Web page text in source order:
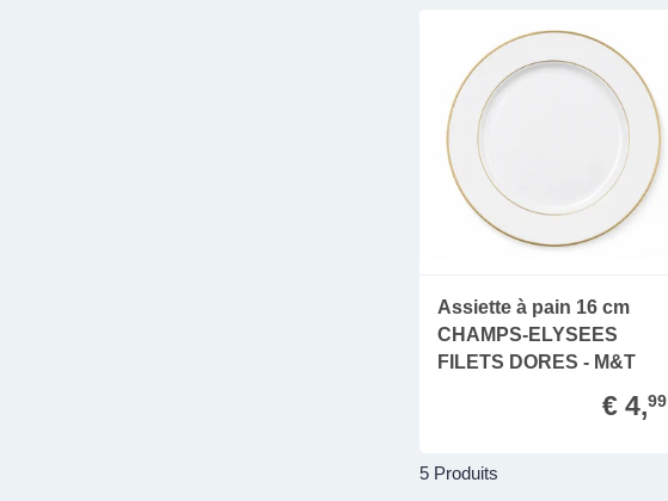
Assiette à pain 16 cm
CHAMPS-ELYSEES
FILETS DORES - M&T
€ 4,99
5 Produits